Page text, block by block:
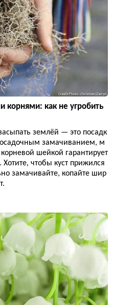
корнями: как не угробить
землёй — это посадк
замачиванием, м
шейкой гарантирует
чтобы куст прижился
замачивайте, копайте шир